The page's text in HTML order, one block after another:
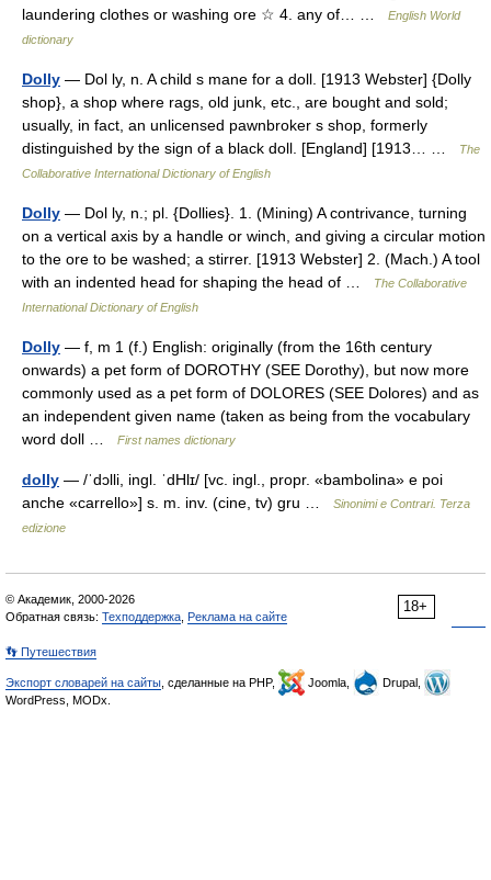
laundering clothes or washing ore ☆ 4. any of… …
English World
dictionary
Dolly — Dol ly, n. A child s mane for a doll. [1913 Webster] {Dolly
shop}, a shop where rags, old junk, etc., are bought and sold;
usually, in fact, an unlicensed pawnbroker s shop, formerly
distinguished by the sign of a black doll. [England] [1913… …
The
Collaborative International Dictionary of English
Dolly — Dol ly, n.; pl. {Dollies}. 1. (Mining) A contrivance, turning
on a vertical axis by a handle or winch, and giving a circular motion
to the ore to be washed; a stirrer. [1913 Webster] 2. (Mach.) A tool
with an indented head for shaping the head of …
The Collaborative
International Dictionary of English
Dolly — f, m 1 (f.) English: originally (from the 16th century
onwards) a pet form of DOROTHY (SEE Dorothy), but now more
commonly used as a pet form of DOLORES (SEE Dolores) and as
an independent given name (taken as being from the vocabulary
word doll …
First names dictionary
dolly — /ˈdɔlli, ingl. ˈdHlɪ/ [vc. ingl., propr. «bambolina» e poi
anche «carrello»] s. m. inv. (cine, tv) gru …
Sinonimi e Contrari. Terza
edizione
18+
© Академик, 2000-2026
Обратная связь: Техподдержка Реклама на сайте
👣 Путешествия
Экспорт словарей на сайты , сделанные на PHP, Joomla,
Drupal,
WordPress, MODx.